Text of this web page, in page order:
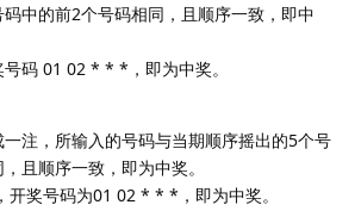
中的前2个号码相同，且顺序一致，即中
码 01 02 * * *，即为中奖。
注，所输入的号码与当期顺序摇出的5个号
且顺序一致，即为中奖。
开奖号码为01 02 * * *，即为中奖。